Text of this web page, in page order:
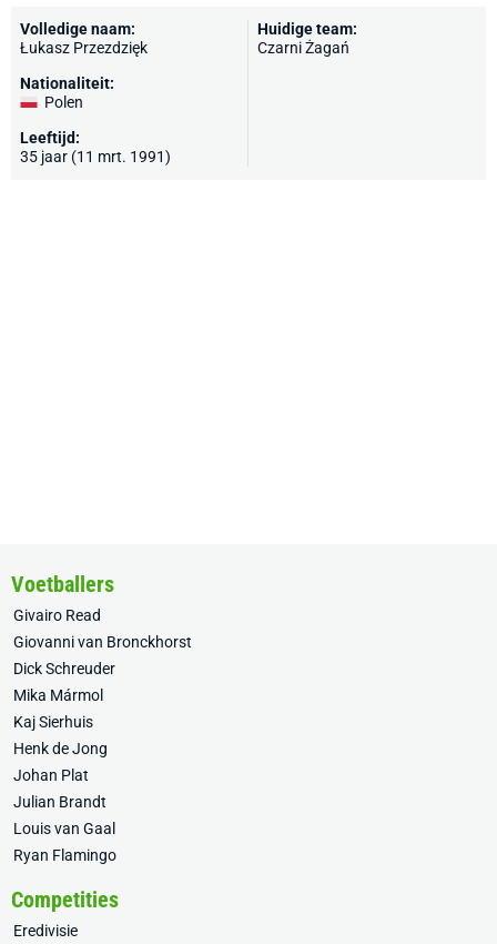
Volledige naam:
Łukasz Przezdzięk
Nationaliteit:
Polen
Leeftijd:
35 jaar (11 mrt. 1991)
Huidige team:
Czarni Żagań
Voetballers
Givairo Read
Giovanni van Bronckhorst
Dick Schreuder
Mika Mármol
Kaj Sierhuis
Henk de Jong
Johan Plat
Julian Brandt
Louis van Gaal
Ryan Flamingo
Competities
Eredivisie